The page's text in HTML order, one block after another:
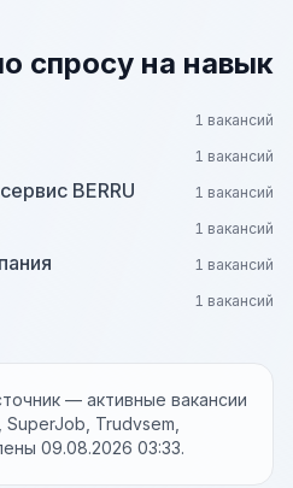
спросу на навык
1 вакансий
1 вакансий
BERRU 1 вакансий
1 вакансий
1 вакансий
1 вакансий
— активные вакансии
Trudvsem,
09.08.2026 03:33.